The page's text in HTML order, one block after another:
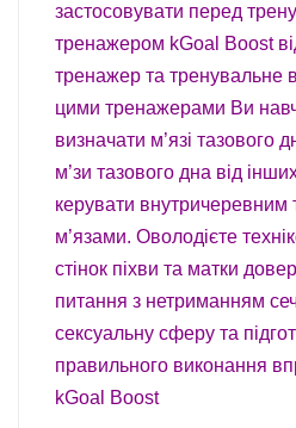
застосовувати перед
тренажером kGoal Boost
тренажер та тренувальне
цими тренажерами Ви
визначати м’язі тазового
м’зи тазового дна від
керувати внутричеревним
м’язами. Оволодієте
стінок піхви та матки
питання з нетриманням
сексуальну сферу та
правильного виконання
kGoal Boost